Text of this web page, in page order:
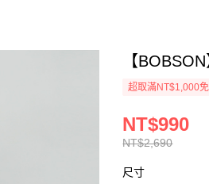
【
超取滿NT$1,000
NT$2,690
NT$990
尺寸